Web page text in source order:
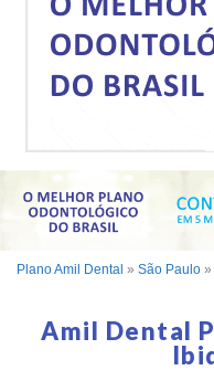
Plano Amil Dental » São Paulo »
Amil Dental